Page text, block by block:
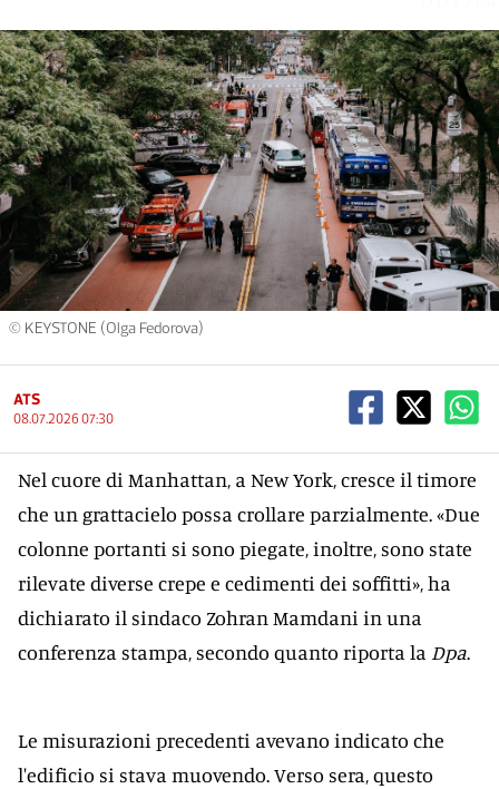
© KEYSTONE (Olga Fedorova)
ATS
08.07.2026 07:30
Nel cuore di Manhattan, a New York, cresce il timore
che un grattacielo possa crollare parzialmente. «Due
colonne portanti si sono piegate, inoltre, sono state
rilevate diverse crepe e cedimenti dei soffitti», ha
dichiarato il sindaco Zohran Mamdani in una
conferenza stampa, secondo quanto riporta la Dpa.
Le misurazioni precedenti avevano indicato che
l'edificio si stava muovendo. Verso sera, questo